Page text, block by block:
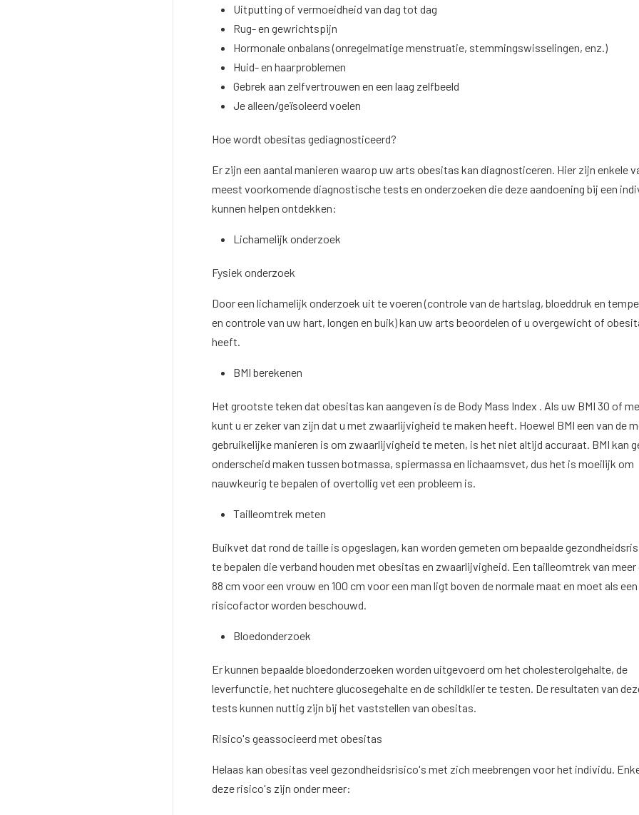
Uitputting of vermoeidheid van dag tot dag
Rug- en gewrichtspijn
Hormonale onbalans (onregelmatige menstruatie, stemmingswisselingen, enz.)
Huid- en haarproblemen
Gebrek aan zelfvertrouwen en een laag zelfbeeld
Je alleen/geïsoleerd voelen
Hoe wordt obesitas gediagnosticeerd?
Er zijn een aantal manieren waarop uw arts obesitas kan diagnosticeren. Hier zijn enkele
meest voorkomende diagnostische tests en onderzoeken die deze aandoening bij een
kunnen helpen ontdekken:
Lichamelijk onderzoek
Fysiek onderzoek
Door een lichamelijk onderzoek uit te voeren (controle van de hartslag, bloeddruk en
en controle van uw hart, longen en buik) kan uw arts beoordelen of u overgewicht of
heeft.
BMI berekenen
Het grootste teken dat obesitas kan aangeven is de Body Mass Index . Als uw BMI 30 of
kunt u er zeker van zijn dat u met zwaarlijvigheid te maken heeft. Hoewel BMI een van de
gebruikelijke manieren is om zwaarlijvigheid te meten, is het niet altijd accuraat. BMI kan
onderscheid maken tussen botmassa, spiermassa en lichaamsvet, dus het is moeilijk om
nauwkeurig te bepalen of overtollig vet een probleem is.
Tailleomtrek meten
Buikvet dat rond de taille is opgeslagen, kan worden gemeten om bepaalde
te bepalen die verband houden met obesitas en zwaarlijvigheid. Een tailleomtrek van meer
88 cm voor een vrouw en 100 cm voor een man ligt boven de normale maat en moet als een
risicofactor worden beschouwd.
Bloedonderzoek
Er kunnen bepaalde bloedonderzoeken worden uitgevoerd om het cholesterolgehalte, de
leverfunctie, het nuchtere glucosegehalte en de schildklier te testen. De resultaten van
tests kunnen nuttig zijn bij het vaststellen van obesitas.
Risico's geassocieerd met obesitas
Helaas kan obesitas veel gezondheidsrisico's met zich meebrengen voor het individu.
deze risico's zijn onder meer: